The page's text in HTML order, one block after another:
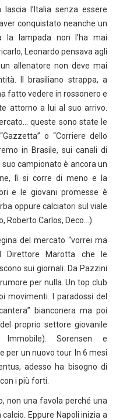
l’Italia senza essere
conquistato neanche un
la lampada non l’ha mai
Leonardo pensava agli
allenatore non deve mai
Il brasiliano strappa, a
fatto vedere in rossonero e
attorno a lui al suo arrivo.
queste sono state le
o “Corriere dello
in Brasile, sui canali di
campionato è ancora un
lì si corre di meno e la
e le giovani promesse è
oppure calciatori sul viale
Roberto Carlos, Deco…).
del mercato “vorrei ma
Direttore Marotta che le
sui giornali. Da Pazzini
per nulla. Un top club
movimenti. I paradossi del
bianconera ma poi
proprio settore giovanile
Immobile). Sorensen e
per un nuovo tour. In 6 mesi
adesso ha bisogno di
i più forti.
non una favola perché una
Eppure Napoli inizia a